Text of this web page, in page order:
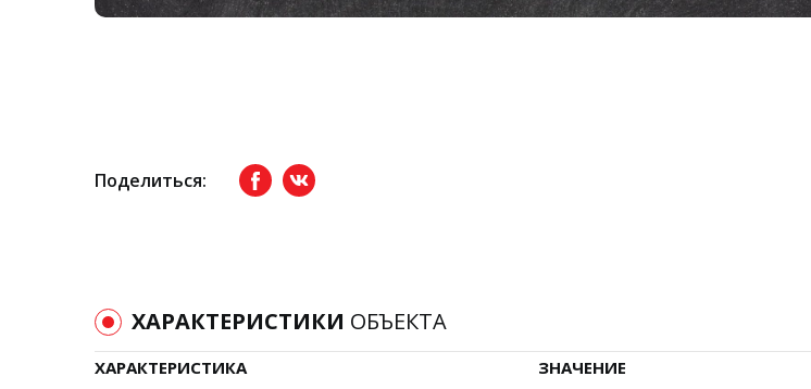
Поделиться: FacebookвКонтакте
ХАРАКТЕРИСТИКИ ОБЪЕКТА
ХАРАКТЕРИСТИКА ЗНАЧЕНИЕ